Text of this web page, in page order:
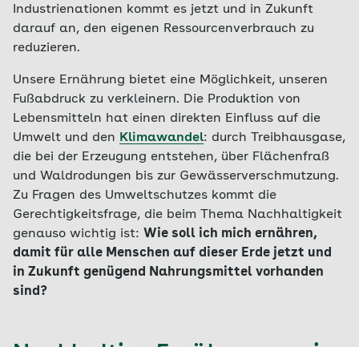
Industrienationen kommt es jetzt und in Zukunft
darauf an, den eigenen Ressourcenverbrauch zu
reduzieren.
Unsere Ernährung bietet eine Möglichkeit, unseren
Fußabdruck zu verkleinern. Die Produktion von
Lebensmitteln hat einen direkten Einfluss auf die
Umwelt und den Klimawandel: durch Treibhausgase,
die bei der Erzeugung entstehen, über Flächenfraß
und Waldrodungen bis zur Gewässerverschmutzung.
Zu Fragen des Umweltschutzes kommt die
Gerechtigkeitsfrage, die beim Thema Nachhaltigkeit
genauso wichtig ist: Wie soll ich mich ernähren,
damit für alle Menschen auf dieser Erde jetzt und
in Zukunft genügend Nahrungsmittel vorhanden
sind?